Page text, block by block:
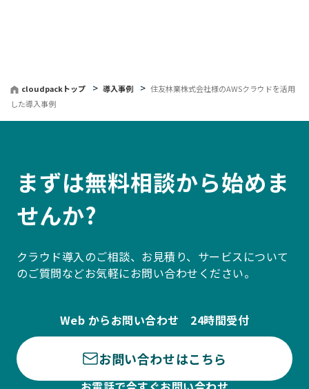
cloudpackトップ 導入事例
住友林業株式会社様のAWSクラウドを活用
した導入事例
まずは無料相談から始めま
せんか?
クラウド導入のご相談、お見積り、サービスについて
のご質問などお気軽にお問い合わせください。
Web からお問い合わせ 24時間受付
お問い合わせはこちら